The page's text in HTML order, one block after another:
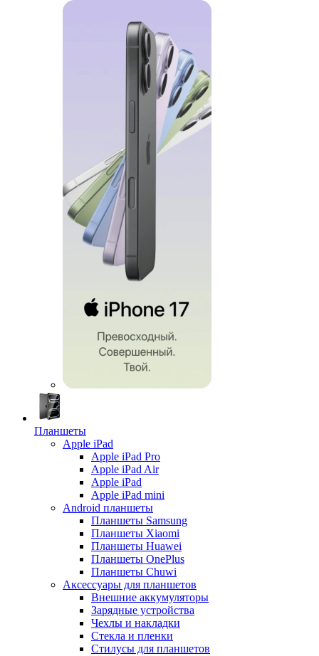
Планшеты
Apple iPad
Apple iPad Pro
Apple iPad Air
Apple iPad
Apple iPad mini
Android планшеты
Планшеты Samsung
Планшеты Xiaomi
Планшеты Huawei
Планшеты OnePlus
Планшеты Chuwi
Аксессуары для планшетов
Внешние аккумуляторы
Зарядные устройства
Чехлы и накладки
Стекла и пленки
Стилусы для планшетов